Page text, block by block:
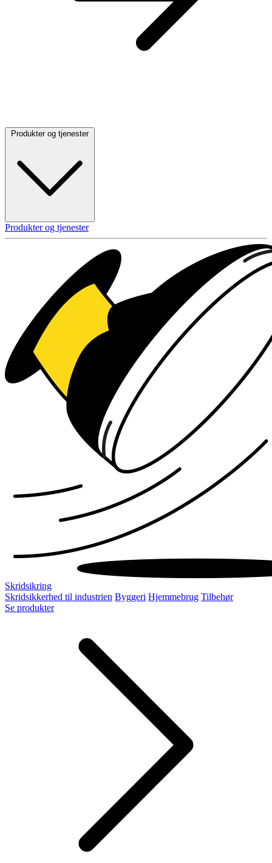
Produkter og tjenester
Produkter og tjenester
Skridsikring
Skridsikkerhed til industrien Byggeri Hjemmebrug Tilbehør
Se produkter